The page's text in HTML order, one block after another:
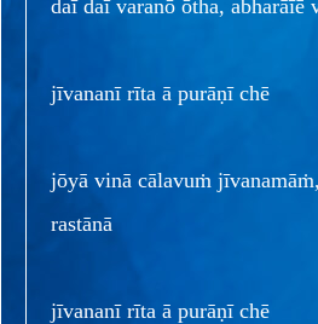
daī daī varanō ōtha, abharāīē
jīvananī rīta ā purāṇī chē
jōyā vinā cālavuṁ
rastānā
jīvananī rīta ā purāṇī chē